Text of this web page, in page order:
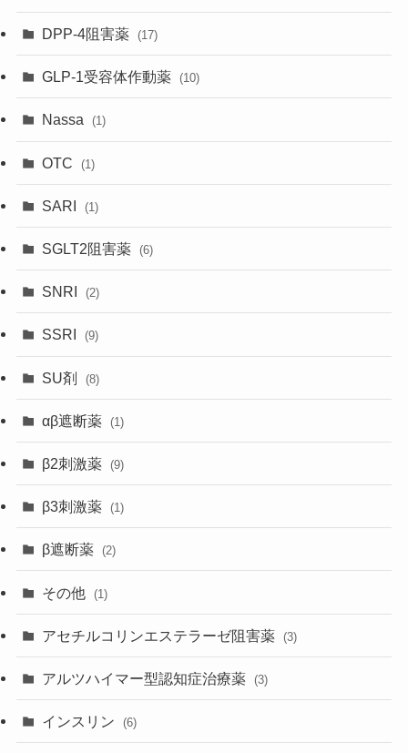
DPP-4阻害薬 (17)
GLP-1受容体作動薬 (10)
Nassa (1)
OTC (1)
SARI (1)
SGLT2阻害薬 (6)
SNRI (2)
SSRI (9)
SU剤 (8)
αβ遮断薬 (1)
β2刺激薬 (9)
β3刺激薬 (1)
β遮断薬 (2)
その他 (1)
アセチルコリンエステラーゼ阻害薬 (3)
アルツハイマー型認知症治療薬 (3)
インスリン (6)